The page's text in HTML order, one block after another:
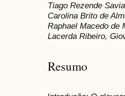
Tiago Rezende
Carolina Brito de
Raphael Macedo de
Lacerda Ribeiro,
Resumo